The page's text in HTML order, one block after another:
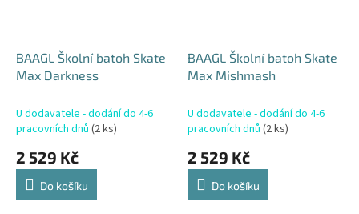
BAAGL Školní batoh Skate
Max Darkness
U dodavatele - dodání do 4-6
pracovních dnů (2 ks)
2 529 Kč
Do košíku
BAAGL Školní batoh Skate
Max Mishmash
U dodavatele - dodání do 4-6
pracovních dnů (2 ks)
2 529 Kč
Do košíku